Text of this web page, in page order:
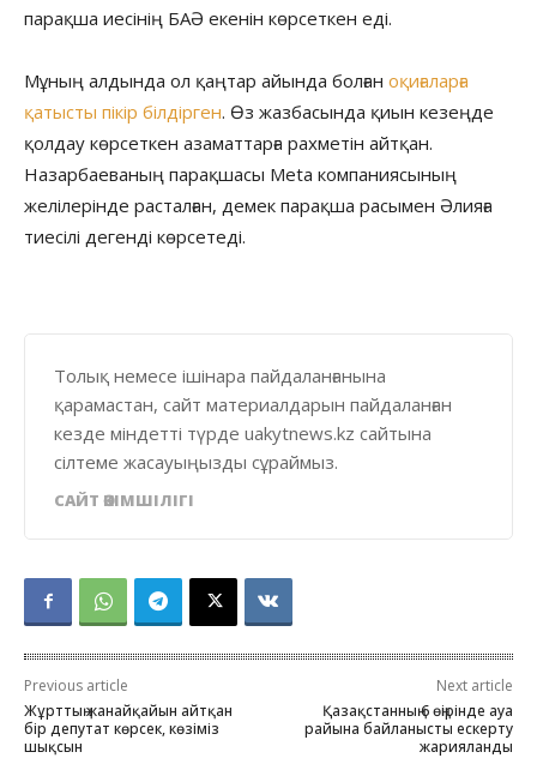
парақша иесінің БАӘ екенін көрсеткен еді.
Мұның алдында ол қаңтар айында болған оқиғаларға
қатысты пікір білдірген. Өз жазбасында қиын кезеңде
қолдау көрсеткен азаматтарға рахметін айтқан.
Назарбаеваның парақшасы Meta компаниясының
желілерінде расталған, демек парақша расымен Әлияға
тиесілі дегенді көрсетеді.
Толық немесе ішінара пайдаланғанына
қарамастан, сайт материалдарын пайдаланған
кезде міндетті түрде uakytnews.kz сайтына
сілтеме жасауыңызды сұраймыз.
САЙТ ӘКІМШІЛІГІ
Previous article
Жұрттың жанайқайын айтқан
бір депутат көрсек, көзіміз
шықсын
Next article
Қазақстанның 6 өңірінде ауа
райына байланысты ескерту
жарияланды